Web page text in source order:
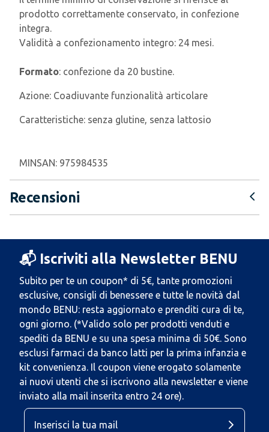
prodotto correttamente conservato, in confezione
integra.
Validità a confezionamento integro: 24 mesi.
Formato: confezione da 20 bustine.
Azione: Coadiuvante funzionalità articolare
Caratteristiche: senza glutine, senza lattosio
MINSAN: 975984535
Recensioni
📬 Iscriviti alla Newsletter BENU
Subito per te un coupon* di 5€, tante promozioni
esclusive, consigli di benessere e tutte le novità dal
mondo BENU: resta aggiornato e prenditi cura di te,
ogni giorno. (*Valido solo per prodotti venduti e
spediti da BENU e su una spesa minima di 50€. Sono
esclusi farmaci da banco latti per la prima infanzia e
kit convenienza. Il coupon viene erogato solamente
ai nuovi utenti che si iscrivono alla newsletter e viene
inviato alla mail inserita entro 24 ore).